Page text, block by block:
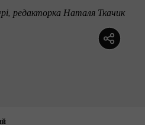
редакторка Наталя Ткачик